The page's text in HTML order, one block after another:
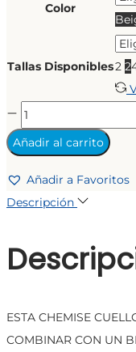
Color
Tallas Disponibles2 2
CHEMISE
DOUBLE
cantidad
Añadir al carrito
Añadir a Favoritos
Descripción
ESTA CHEMISE
COMBINAR CON UN